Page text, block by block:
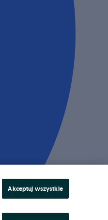
Akceptuj wszystkie